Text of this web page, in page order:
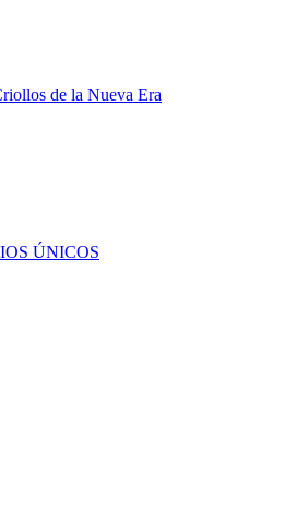
de la Nueva Era
ÚNICOS